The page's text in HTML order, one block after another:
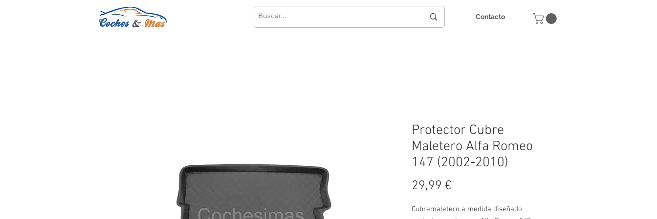
Contacto
Protector Cubre
Maletero Alfa Romeo
147 (2002-2010)
29,99 €
Cubremaletero a medida diseñado